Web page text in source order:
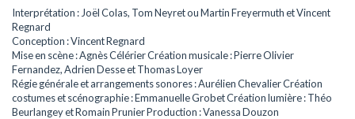
Interprétation : Joël Colas, Tom Neyret ou Martin Freyermuth et Vincent
Regnard
Conception : Vincent Regnard
Mise en scène : Agnès Célérier Création musicale : Pierre Olivier
Fernandez, Adrien Desse et Thomas Loyer
Régie générale et arrangements sonores : Aurélien Chevalier Création
costumes et scénographie : Emmanuelle Grobet Création lumière : Théo
Beurlangey et Romain Prunier Production : Vanessa Douzon